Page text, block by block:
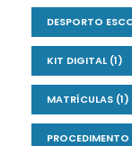
DESPORTO
KIT DIGITAL(1)
MATRÍCULAS (1)